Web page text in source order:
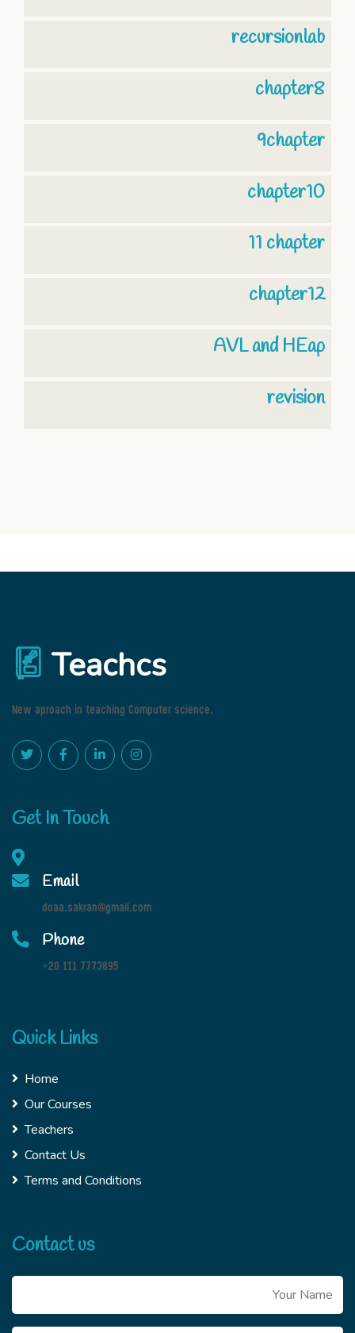
recursionlab
chapter8
9chapter
chapter10
11 chapter
chapter12
AVL and HEap
revision
Teachcs
New aproach in teaching Computer science.
Get In Touch
Email
doaa.sakran@gmail.com
Phone
+20 111 7773895
Quick Links
Home
Our Courses
Teachers
Contact Us
Terms and Conditions
Contact us